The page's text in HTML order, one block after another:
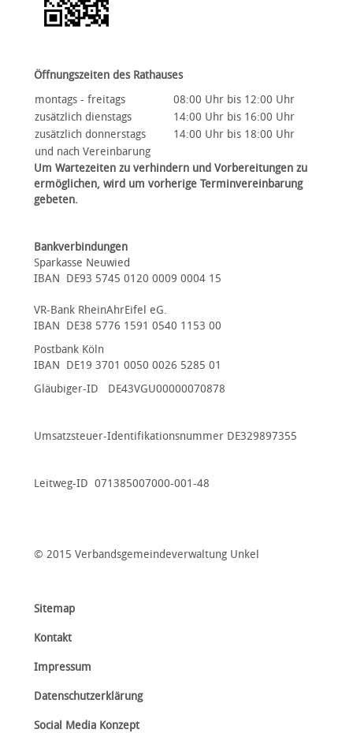
Öffnungszeiten des Rathauses
montags - freitags
08:00 Uhr bis 12:00 Uhr
zusätzlich dienstags
14:00 Uhr bis 16:00 Uhr
zusätzlich donnerstags
14:00 Uhr bis 18:00 Uhr
und nach Vereinbarung
Um Wartezeiten zu verhindern und Vorbereitungen zu
ermöglichen, wird um vorherige Terminvereinbarung
gebeten.
Bankverbindungen
Sparkasse Neuwied
IBAN DE93 5745 0120 0009 0004 15
VR-Bank RheinAhrEifel eG.
IBAN DE38 5776 1591 0540 1153 00
Postbank Köln
IBAN DE19 3701 0050 0026 5285 01
Gläubiger-ID DE43VGU00000070878
Umsatzsteuer-Identifikationsnummer DE329897355
Leitweg-ID 071385007000-001-48
© 2015 Verbandsgemeindeverwaltung Unkel
Sitemap
Kontakt
Impressum
Datenschutzerklärung
Social Media Konzept